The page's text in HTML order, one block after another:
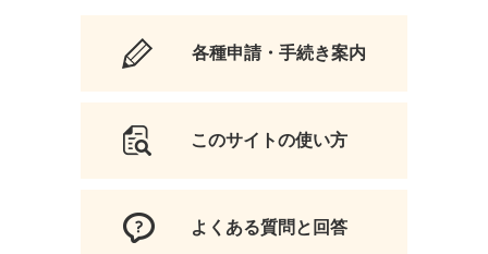
各種申請・手続き案内
このサイトの使い方
よくある質問と回答